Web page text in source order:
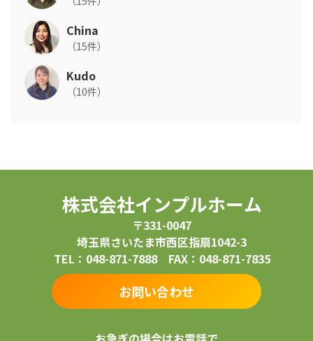
China
（15件）
Kudo
（10件）
株式会社インプルホーム
〒331-0047
埼玉県さいたま市西区指扇1042-3
TEL：048-871-7888 FAX：048-871-7835
お問い合わせ